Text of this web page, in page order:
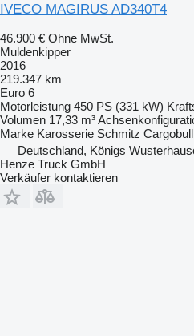
IVECO MAGIRUS AD340T4
46.900 € Ohne MwSt.
Muldenkipper
2016
219.347 km
Euro 6
Motorleistung 450 PS (331 kW)
Volumen 17,33 m³
Marke Karosserie Schmitz Cargobull
Deutschland, Königs
Henze Truck GmbH
Verkäufer kontaktieren